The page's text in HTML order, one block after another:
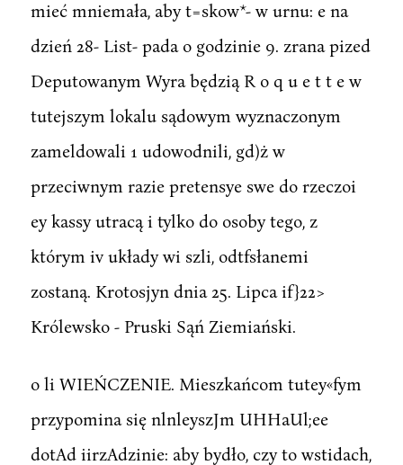
mieć mniemała, aby t=skow*- w urnu: e na
dzień 28- List- pada o godzinie 9. zrana pized
Deputowanym Wyra będzią R o q u e t t e w
tutejszym lokalu sądowym wyznaczonym
zameldowali 1 udowodnili, gd)ż w
przeciwnym razie pretensye swe do rzeczoi
ey kassy utracą i tylko do osoby tego, z
którym iv układy wi szli, odtfsłanemi
zostaną. Krotosjyn dnia 25. Lipca if}22>
Królewsko - Pruski Sąń Ziemiański.
o li WIEŃCZENIE. Mieszkańcom tutey«fym
przypomina się nlnleyszJm UHHaUl;ee
dotAd iirzAdzinie: aby bydło, czy to wstidach,